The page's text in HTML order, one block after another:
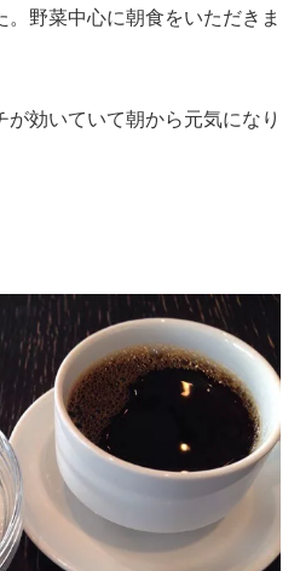
野菜中心に朝食をいただきま
効いていて朝から元気になり